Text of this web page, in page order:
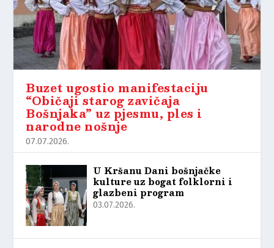
Buzet ugostio manifestaciju
“Običaji starog zavičaja
Bošnjaka” uz pjesmu, ples i
narodne nošnje
07.07.2026.
U Kršanu Dani bošnjačke
kulture uz bogat folklorni i
glazbeni program
03.07.2026.